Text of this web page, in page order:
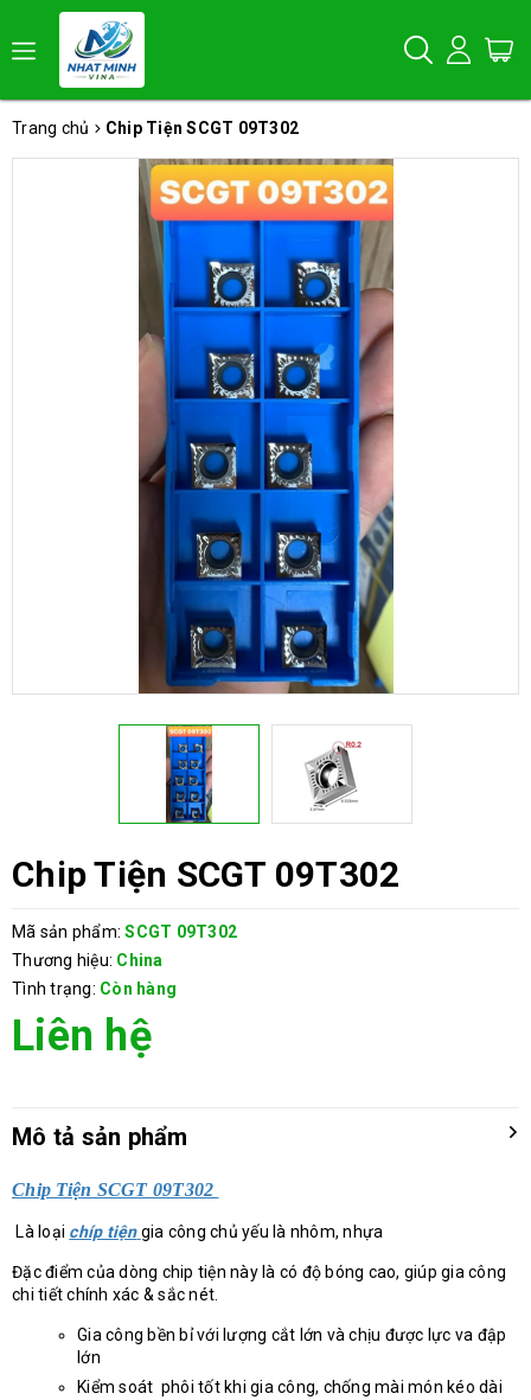
Trang chủ Chip Tiện SCGT 09T302
Chip Tiện SCGT 09T302
Mã sản phẩm: SCGT 09T302
Thương hiệu: China
Tình trạng: Còn hàng
Liên hệ
Mô tả sản phẩm
Chip Tiện SCGT 09T302
Là loại chíp tiện gia công chủ yếu là nhôm, nhựa
Đặc điểm của dòng chip tiện này là có độ bóng cao, giúp gia công
chi tiết chính xác & sắc nét.
Gia công bền bỉ với lượng cắt lớn và chịu được lực va đập
lớn
Kiểm soát phôi tốt khi gia công, chống mài món kéo dài